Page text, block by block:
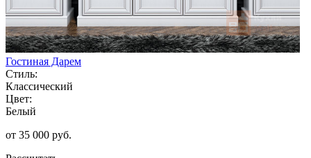
Гостиная Дарем
Стиль:
Классический
Цвет:
Белый
от 35 000 руб.